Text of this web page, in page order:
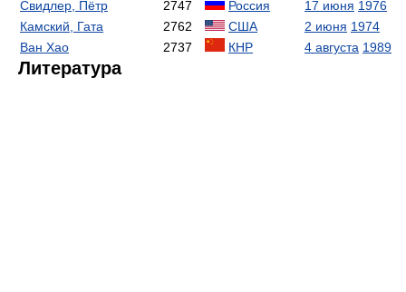
Свидлер, Пётр 2747 Россия 17 июня 1976
Камский, Гата
2762 США 2 июня 1974
Ван Хао
2737 КНР 4 августа 1989
Литература